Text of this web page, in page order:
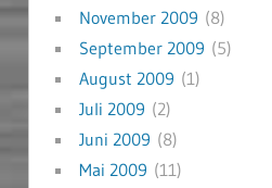
November 2009 (8)
September 2009 (5)
August 2009 (1)
Juli 2009 (2)
Juni 2009 (8)
Mai 2009 (11)